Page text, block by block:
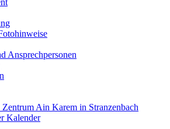
Ansprechpersonen
Zentrum Ain Karem in Stranzenbach
Kalender